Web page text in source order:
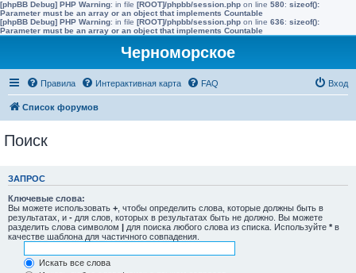
[phpBB Debug] PHP Warning: in file [ROOT]/phpbb/session.php on line 580: sizeof():
Parameter must be an array or an object that implements Countable
[phpBB Debug] PHP Warning: in file [ROOT]/phpbb/session.php on line 636: sizeof():
Parameter must be an array or an object that implements Countable
Черноморское
Правила Интерактивная карта FAQ Вход
Список форумов
Поиск
ЗАПРОС
Ключевые слова:
Вы можете использовать + , чтобы определить слова, которые должны быть в
результатах, и - для слов, которых в результатах быть не должно. Вы можете
разделить слова символом | для поиска любого слова из списка. Используйте * в
качестве шаблона для частичного совпадения.
Искать все слова